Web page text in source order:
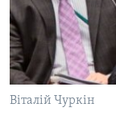
СУСПІЛЬСТВО
ЕКОНОМІКА
ІСТОРІЇ
ТЕЛЕПРОГРАМИ
ЧАС-TIME
ENGLISH
Learning English
Віталій Чуркін